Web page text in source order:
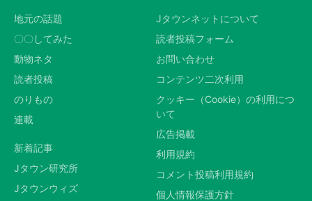
地元の話題
〇〇してみた
動物ネタ
読者投稿
のりもの
連載
新着記事
Jタウン研究所
Jタウンウィズ
Jタウンネットについて
読者投稿フォーム
お問い合わせ
コンテンツ二次利用
クッキー（Cookie）の利用につ
いて
広告掲載
利用規約
コメント投稿利用規約
個人情報保護方針